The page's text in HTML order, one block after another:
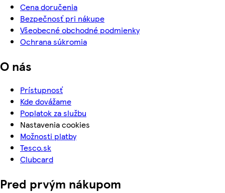
Cena doručenia
Bezpečnosť pri nákupe
Všeobecné obchodné podmienky
Ochrana súkromia
O nás
Prístupnosť
Kde dovážame
Poplatok za službu
Nastavenia cookies
Možnosti platby
Tesco.sk
Clubcard
Pred prvým nákupom